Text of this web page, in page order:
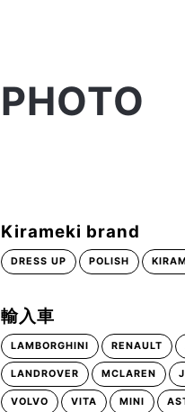
PHOTO
Kirameki brand
DRESS UP POLISH
輸入車
LAMBORGHINI RENAULT
LANDROVER MCLAREN
VOLVO VITA MINI